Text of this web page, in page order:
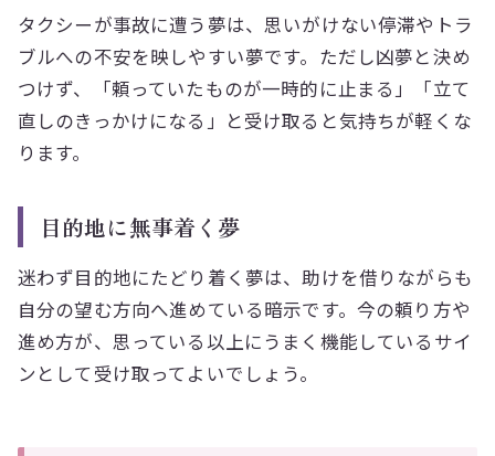
タクシーが事故に遭う夢は、思いがけない停滞やトラ
ブルへの不安を映しやすい夢です。ただし凶夢と決め
つけず、「頼っていたものが一時的に止まる」「立て
直しのきっかけになる」と受け取ると気持ちが軽くな
ります。
目的地に無事着く夢
迷わず目的地にたどり着く夢は、助けを借りながらも
自分の望む方向へ進めている暗示です。今の頼り方や
進め方が、思っている以上にうまく機能しているサイ
ンとして受け取ってよいでしょう。